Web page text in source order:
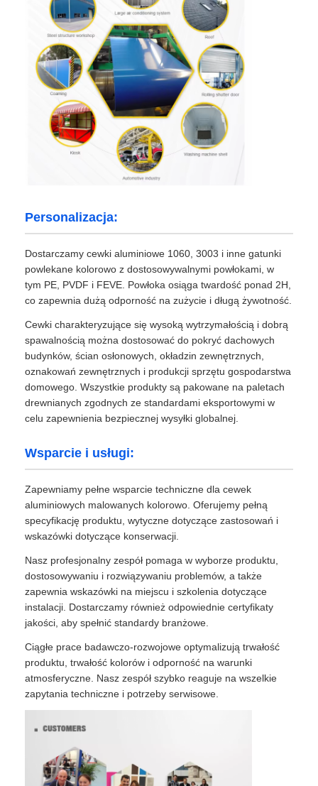
Personalizacja:
Dostarczamy cewki aluminiowe 1060, 3003 i inne gatunki
powlekane kolorowo z dostosowywalnymi powłokami, w
tym PE, PVDF i FEVE. Powłoka osiąga twardość ponad 2H,
co zapewnia dużą odporność na zużycie i długą żywotność.
Cewki charakteryzujące się wysoką wytrzymałością i dobrą
spawalnością można dostosować do pokryć dachowych
budynków, ścian osłonowych, okładzin zewnętrznych,
oznakowań zewnętrznych i produkcji sprzętu gospodarstwa
domowego. Wszystkie produkty są pakowane na paletach
drewnianych zgodnych ze standardami eksportowymi w
celu zapewnienia bezpiecznej wysyłki globalnej.
Wsparcie i usługi:
Zapewniamy pełne wsparcie techniczne dla cewek
aluminiowych malowanych kolorowo. Oferujemy pełną
specyfikację produktu, wytyczne dotyczące zastosowań i
wskazówki dotyczące konserwacji.
Nasz profesjonalny zespół pomaga w wyborze produktu,
dostosowywaniu i rozwiązywaniu problemów, a także
zapewnia wskazówki na miejscu i szkolenia dotyczące
instalacji. Dostarczamy również odpowiednie certyfikaty
jakości, aby spełnić standardy branżowe.
Ciągłe prace badawczo-rozwojowe optymalizują trwałość
produktu, trwałość kolorów i odporność na warunki
atmosferyczne. Nasz zespół szybko reaguje na wszelkie
zapytania techniczne i potrzeby serwisowe.